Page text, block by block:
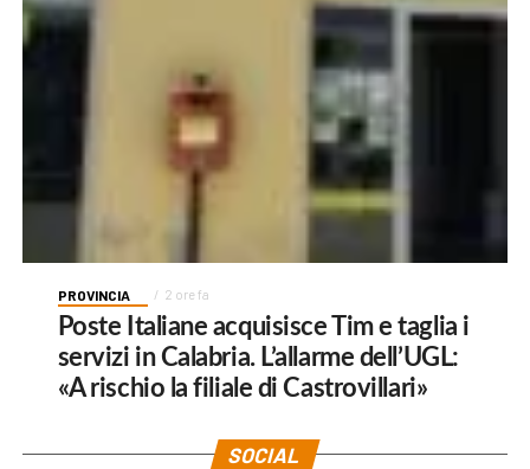
PROVINCIA 2 ore fa
Poste Italiane acquisisce Tim e taglia i
servizi in Calabria. L’allarme dell’UGL:
«A rischio la filiale di Castrovillari»
SOCIAL